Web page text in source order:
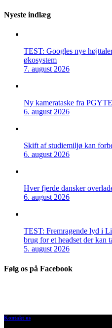
Nyeste indlæg
TEST: Googles nye
økosystem
7. august 2026
Ny kamerataske fra
6. august 2026
Skift af studiemiljø kan
6. august 2026
Hver fjerde dansker
6. august 2026
TEST: Fremragende lyd i
brug for et headset der kan
5. august 2026
Følg os på Facebook
Kontakt os